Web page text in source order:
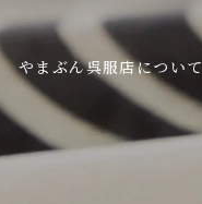
やまぶん呉服店について